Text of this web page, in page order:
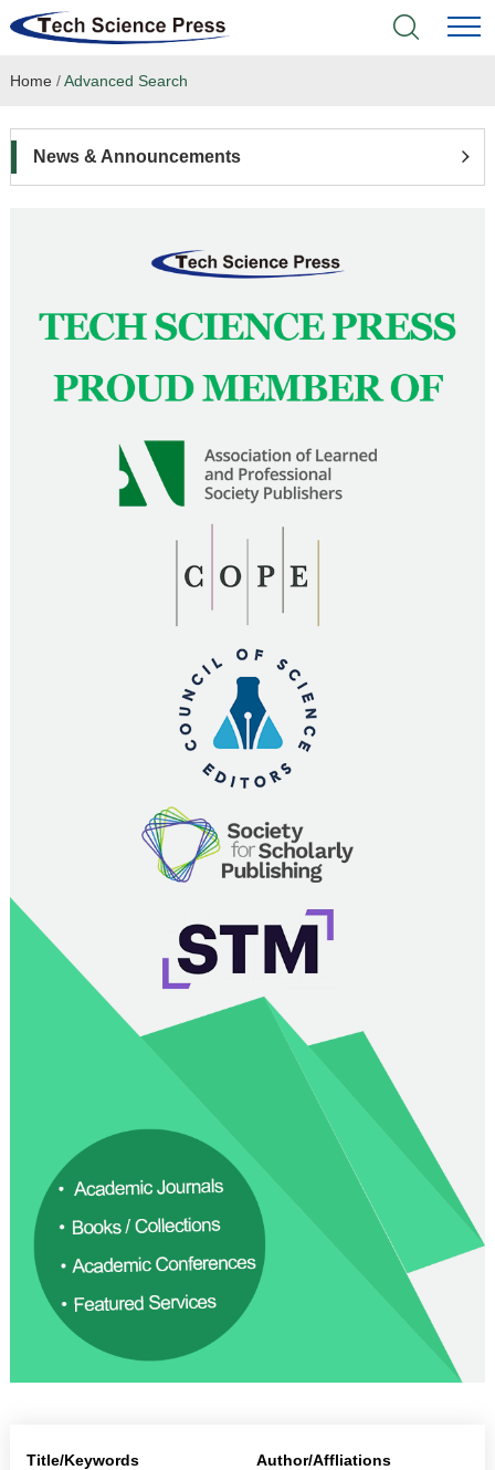
Home
Language Service
News & Announcements
Home /Advanced Search
News & Announcements
Title/Keywords Author/Affliations